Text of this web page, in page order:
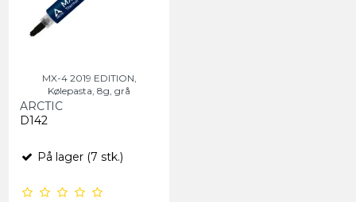
MX-4 2019 EDITION,
Kølepasta, 8g, grå
ARCTIC
D142
På lager (7 stk.)